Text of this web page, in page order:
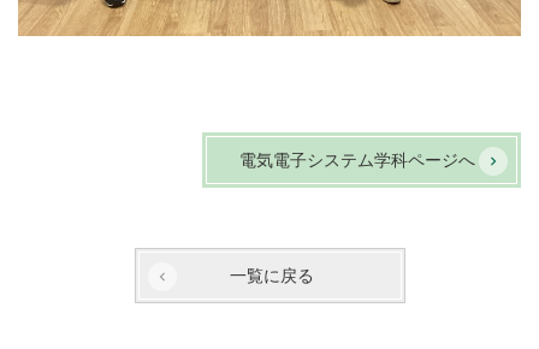
電気電子システム学科ページへ
一覧に戻る